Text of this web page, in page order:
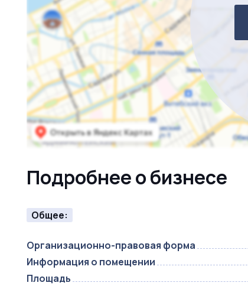
Подробнее о бизнесе
Общее:
Организационно-правовая форма
Информация о помещении
Площадь